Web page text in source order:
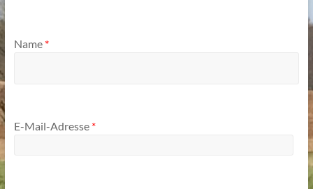
Name *
E-Mail-Adresse *